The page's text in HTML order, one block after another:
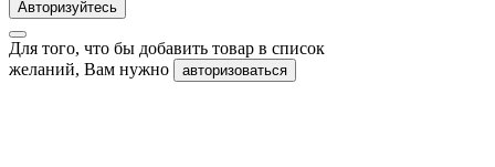
Авторизуйтесь
Для того, что бы добавить товар в список
желаний, Вам нужно
авторизоваться